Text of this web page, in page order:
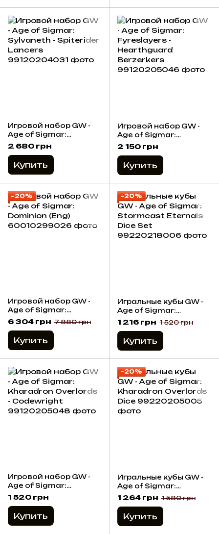
Игровой набор GW -
Age of Sigmar:
Sylvaneth - Spiterider
Lancers
2 680 грн
Купить
Игровой набор GW -
Age of Sigmar:
Fyreslayers -
Hearthguard
Berzerkers
2 150 грн
Купить
−20%
Игровой набор GW -
Age of Sigmar:
Dominion (Eng)
6 304 грн 7 880 грн
Купить
−20%
Игральные кубы GW -
Age of Sigmar:
Stormcast Eternals
Dice Set
1 216 грн 1 520 грн
Купить
Игровой набор GW -
Age of Sigmar:
Kharadron Overlords -
Codewright
1 520 грн
Купить
−20%
Игральные кубы GW -
Age of Sigmar:
Kharadron Overlords
1 264 грн 1 580 грн
Купить